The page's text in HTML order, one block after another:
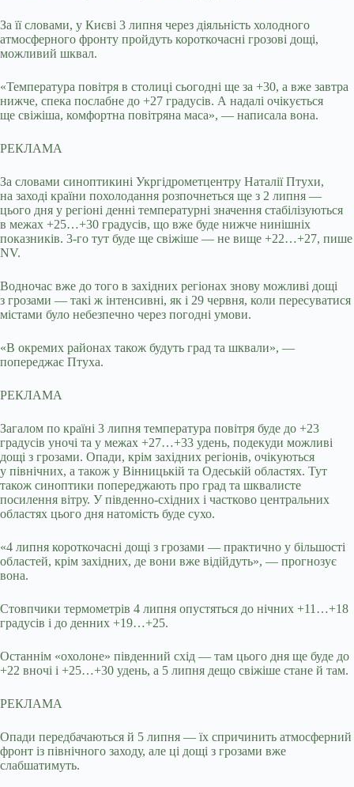
За її словами, у Києві 3 липня через діяльність холодного
атмосферного фронту пройдуть короткочасні грозові дощі,
можливий шквал.
«Температура повітря в столиці сьогодні ще за +30, а вже завтра
нижче, спека послабне до +27 градусів. А надалі очікується
ще свіжіша, комфортна повітряна маса», — написала вона.
РЕКЛАМА
За словами синоптикині Укргідрометцентру Наталії Птухи,
на заході країни похолодання розпочнеться ще з 2 липня —
цього дня у регіоні денні температурні значення стабілізуються
в межах +25…+30 градусів, що вже буде нижче нинішніх
показників. 3-го тут буде ще свіжіше — не вище +22…+27, пише
NV.
Водночас вже до того в західних регіонах знову можливі дощі
з грозами — такі ж інтенсивні, як і 29 червня, коли пересуватися
містами було небезпечно через погодні умови.
«В окремих районах також будуть град та шквали», —
попереджає Птуха.
РЕКЛАМА
Загалом по країні 3 липня температура повітря буде до +23
градусів уночі та у межах +27…+33 удень, подекуди можливі
дощі з грозами. Опади, крім західних регіонів, очікуються
у північних, а також у Вінницькій та Одеській областях. Тут
також синоптики попереджають про град та шквалисте
посилення вітру. У південно-східних і частково центральних
областях цього дня натомість буде сухо.
«4 липня короткочасні дощі з грозами — практично у більшості
областей, крім західних, де вони вже відійдуть», — прогнозує
вона.
Стовпчики термометрів 4 липня опустяться до нічних +11…+18
градусів і до денних +19…+25.
Останнім «охолоне» південний схід — там цього дня ще буде до
+22 вночі і +25…+30 удень, а 5 липня дещо свіжіше стане й там.
РЕКЛАМА
Опади передбачаються й 5 липня — їх спричинить атмосферний
фронт із північного заходу, але ці дощі з грозами вже
слабшатимуть.